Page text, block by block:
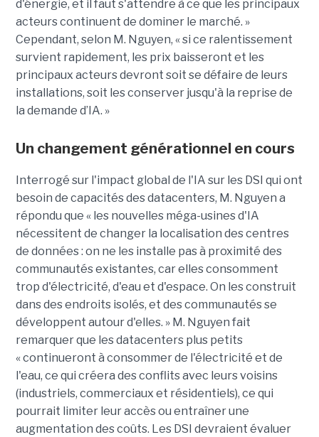
d'énergie, et il faut s'attendre à ce que les principaux
acteurs continuent de dominer le marché. »
Cependant, selon M. Nguyen, « si ce ralentissement
survient rapidement, les prix baisseront et les
principaux acteurs devront soit se défaire de leurs
installations, soit les conserver jusqu'à la reprise de
la demande d’IA. »
Un changement générationnel en cours
Interrogé sur l'impact global de l'IA sur les DSI qui ont
besoin de capacités des datacenters, M. Nguyen a
répondu que « l es nouvelles méga-usines d'IA
nécessitent de changerla localisation des centres
de données: on ne les installe pas à proximité des
communautés existantes, car elles consomment
trop d'électricité, d'eau et d'espace. On les construit
dans des endroits isolés, et des communautés se
développent autour d'elles. » M. Nguyen fait
remarquer que lesdatacenters plus petits
«continueront à consommer de l'électricité et de
l'eau, ce qui créera des conflits avec leurs voisins
(industriels, commerciaux et résidentiels), ce qui
pourrait limiter leur accès ou entraîner une
augmentation des coûts. Les DSI devraient évaluer